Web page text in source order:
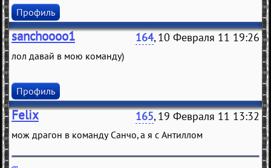
Профиль
sanchoooo1 164, 10 Февраля 11 19:26
лол давай в мою команду)
Профиль
Felix 165, 19 Февраля 11 13:32
мож дрaгон в комaнду Сaнчо, a я с Антиллом